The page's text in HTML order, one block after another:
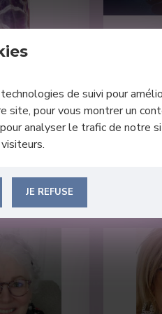
de suivi pour
site, pour vous montrer un
analyser le trafic de notre
JE REFUSE
Héliopolitainne,
l’une des
du
Atou..
SUITE
Guide
La
millénaire